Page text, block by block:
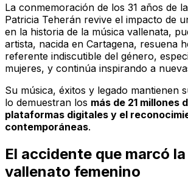
La conmemoración de los 31 años de
Patricia Teherán revive el impacto de
en la historia de la música vallenata,
artista, nacida en Cartagena, resuena
referente indiscutible del género,
mujeres, y continúa inspirando a
Su música, éxitos y legado mantienen
lo demuestran los más de 21 millones
plataformas digitales y el
contemporáneas.
El accidente que marcó
vallenato femenino